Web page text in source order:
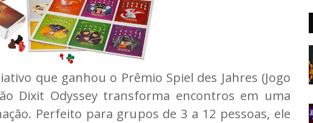
que ganhou o Prêmio Spiel des Jahres (Jogo
Dixit Odyssey transforma encontros em uma
Perfeito para grupos de 3 a 12 pessoas, ele